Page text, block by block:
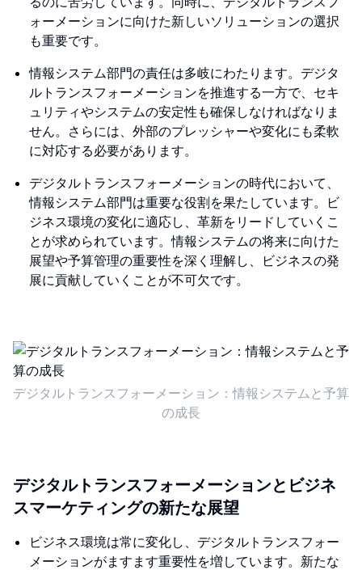
ォーメーションに向けた新しいソリューションの選択
も重要です。
情報システム部門の責任は多岐にわたります。デジタ
ルトランスフォーメーションを推進する一方で、セキ
ュリティやシステムの安定性も確保しなければなりま
せん。さらには、外部のプレッシャーや変化にも柔軟
に対応する必要があります。
デジタルトランスフォーメーションの時代において、
情報システム部門は重要な役割を果たしています。ビ
ジネス環境の変化に適応し、革新をリードしていくこ
とが求められています。情報システムの将来に向けた
展望や予算管理の重要性を深く理解し、ビジネスの発
展に貢献していくことが不可欠です。
デジタルトランスフォーメーション：情報システムと予算
の成長
デジタルトランスフォーメーションとビジネ
スマーケティングの新たな展望
ビジネス環境は常に変化し、デジタルトランスフォー
メーションがますます重要性を増しています。新たな